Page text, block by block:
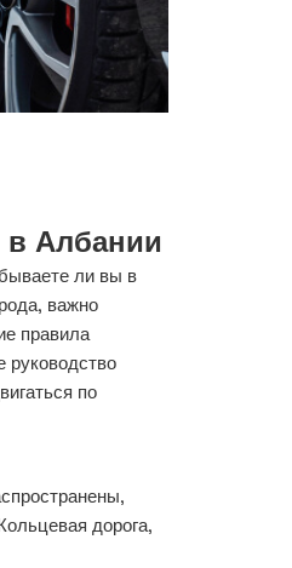
Албании
ли вы в
важно
правила
руководство
по
дорога,